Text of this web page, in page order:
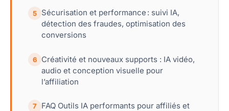
5
Sécurisation et performance : suivi IA,
détection des fraudes, optimisation des
conversions
6
Créativité et nouveaux supports : IA vidéo,
audio et conception visuelle pour
l’affiliation
7
FAQ Outils IA performants pour affiliés et